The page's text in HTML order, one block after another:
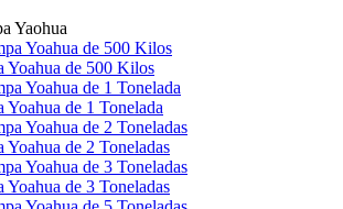
Yaohua
Yoahua de 500 Kilos
Yoahua de 1 Tonelada
de 2 Toneladas
de 3 Toneladas